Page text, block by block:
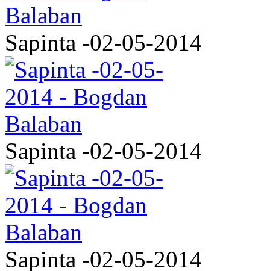
Sapinta -02-05-2014
Sapinta -02-05-2014
Sapinta -02-05-2014